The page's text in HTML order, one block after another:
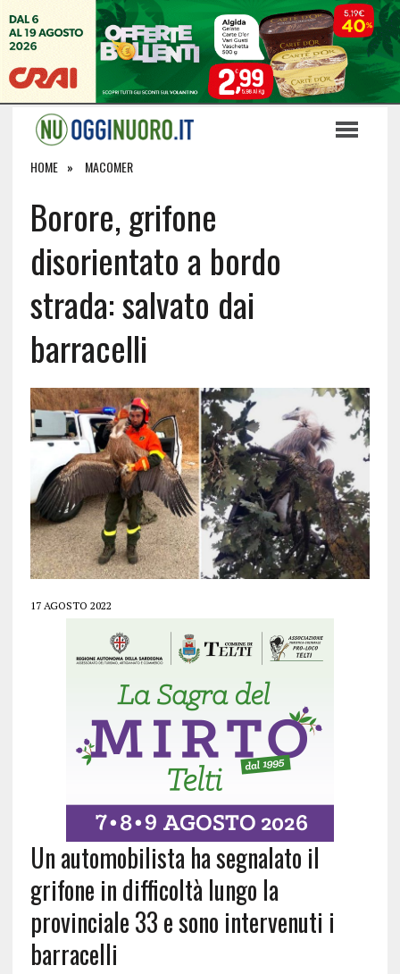
HOME MACOMER
Borore, grifone
disorientato a bordo
strada: salvato dai
barracelli
17 AGOSTO 2022
Un automobilista ha segnalato il
grifone in difficoltà lungo la
provinciale 33 e sono intervenuti i
barracelli